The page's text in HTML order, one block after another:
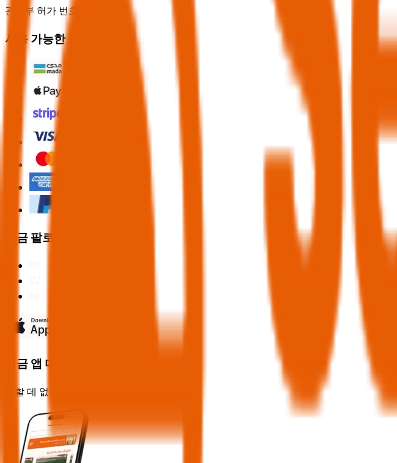
관광부 허가 번호 73102191
사용 가능한 결제 수단
지금 팔로우하세요
지금 앱 다운로드
비할 데 없는 경험을 즐기세요!